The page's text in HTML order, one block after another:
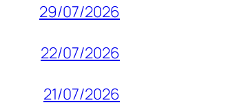
29/07/2026
22/07/2026
21/07/2026